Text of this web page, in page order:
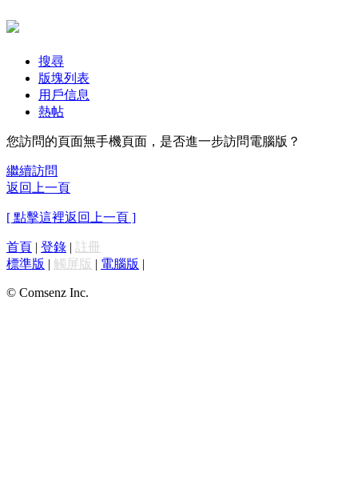
搜尋
版塊列表
用戶信息
熱帖
您訪問的頁面無手機頁面，是否進一步訪問電腦版？
繼續訪問
返回上一頁
[ 點擊這裡返回上一頁 ]
首頁 | 登錄 | 註冊
標準版 | 觸屏版 | 電腦版 |
© Comsenz Inc.